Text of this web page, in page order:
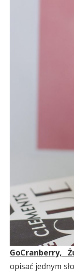
GoCranberry,
opisać jednym